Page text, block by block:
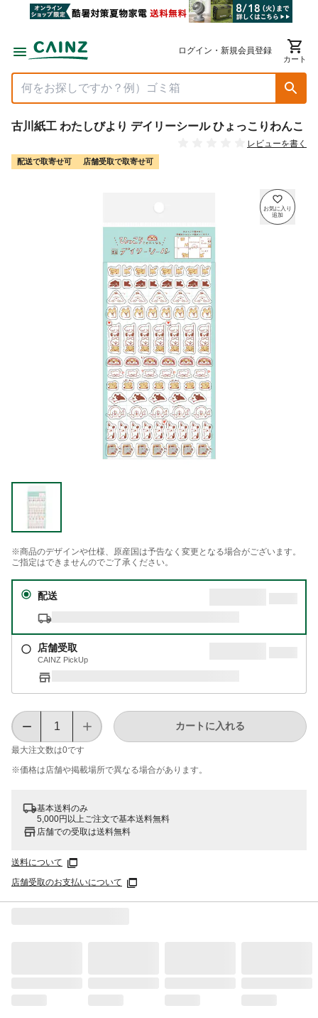
ログイン・新規会員登録
カート
古川紙工 わたしびより デイリーシール ひょっこりわんこ
レビューを書く
配送で取寄せ可 店舗受取で取寄せ可
※商品のデザインや仕様、原産国は予告なく変更となる場合がございます。
ご指定はできませんのでご了承ください。
配送
店舗受取
CAINZ PickUp
最大注文数は0です
カートに入れる
※価格は​店舗や​掲載場所で​異なる​場合が​あります。
基本送料のみ
5,000円以上ご注文で基本送料無料
店舗での受取は送料無料
送料について
店舗受取のお支払いについて